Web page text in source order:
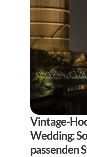
Vintage-
Wedding:
passenden